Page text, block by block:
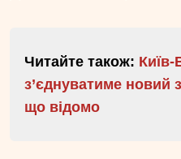
Читайте також:
з’єднуватиме новий
що відомо